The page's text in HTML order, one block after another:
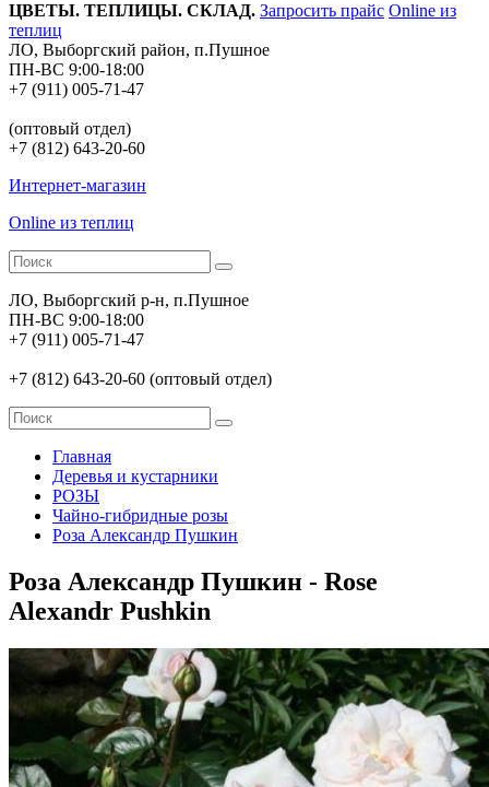
ЦВЕТЫ. ТЕПЛИЦЫ. СКЛАД. Запросить прайс Online из
теплиц
ЛО, Выборгский район, п.Пушное
ПН-ВС 9:00-18:00
+7 (911) 005-71-47
(оптовый отдел)
+7 (812) 643-20-60
Интернет-магазин
Online из теплиц
ЛО, Выборгский р-н, п.Пушное
ПН-ВС 9:00-18:00
+7 (911) 005-71-47
+7 (812) 643-20-60 (оптовый отдел)
Главная
Деревья и кустарники
РОЗЫ
Чайно-гибридные розы
Роза Александр Пушкин
Роза Александр Пушкин - Rose
Alexandr Pushkin